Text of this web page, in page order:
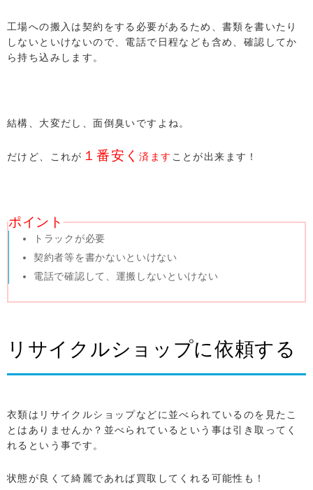
工場への搬入は契約をする必要があるため、書類を書いたり
しないといけないので、電話で日程なども含め、確認してか
ら持ち込みします。
結構、大変だし、面倒臭いですよね。
だけど、これが １番安く済ます ことが出来ます！
ポイント
トラックが必要
契約者等を書かないといけない
電話で確認して、運搬しないといけない
リサイクルショップに依頼する
衣類はリサイクルショップなどに並べられているのを見たこ
とはありませんか？並べられているという事は引き取ってく
れるという事です。
状態が良くて綺麗であれば買取してくれる可能性も！